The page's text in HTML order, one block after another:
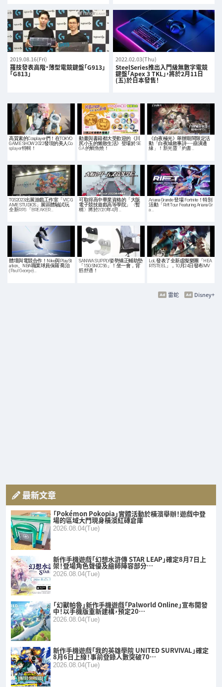
2019.08.16(Fri)
羅技發表高階・薄型電競鍵盤「G913」
「G813」
2022.02.03(Thu)
SteelSeries推出入門級無數字電競
鍵盤「Apex 3 TKL」，將於2月11日
(五)於日本發售！
高質素的Cosplayer們！在TOKYO
GAME SHOW 2022發現的美人Co
splayer特輯！
動畫與書籍都大受歡迎的《川
尻小玉的懶散生活》登場於 SE
GA 的鯛魚燒！
《白夜極光》舉辦期間限定活
動「白夜城敘事詩——崩潰邊
緣」！新光靈「約書…
TGS2023出展游戲工作室「VIC G
AME STUDIOS」展區體驗試玩
全新RPG「BREAKER…
可取得高中畢業資格的「大阪
電子競技遊戲高等學院」〈暫
稱〉將於2020年4月…
Ariana Grande 登場 Fortnite！特別
活動「Rift Tour Featuring Ariana Gr
a…
體壇與電競合作！Nike與PlaySt
ation、NBA職業球員保羅·喬治
(Paul George)…
SANWA SUPPLY姿勢矯正輔助墊
「150-SNCCS6」！坐一會，背
筋舒適！
LoL 發表了全新虛擬樂團「HEA
RTSTEEL」，10月24日發布MV
Disney+
雷蛇
最新文章
「Pokémon Pokopia」實體活動於橫濱舉辦！遊戲中登
場的區域大門現身橫濱紅磚倉庫
2026.08.04(Tue)
新作手機遊戲「幻想水滸傳 STAR LEAP」確定8月7日上
架！登場角色聲優及繪師陣容部分…
2026.08.04(Tue)
「幻獸帕魯」新作手機遊戲「Palworld Online」宣布開發
中！以手機版重新建構，預定20…
2026.08.04(Tue)
新作手機遊戲「我的英雄學院 UNITED SURVIVAL」確定
8月6日上線！事前登錄人數突破70…
2026.08.04(Tue)